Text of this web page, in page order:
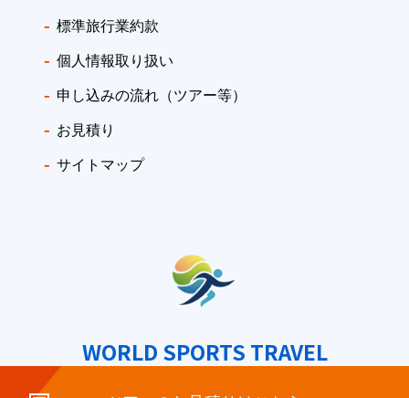
標準旅行業約款
個人情報取り扱い
申し込みの流れ（ツアー等）
お見積り
サイトマップ
WORLD SPORTS TRAVEL